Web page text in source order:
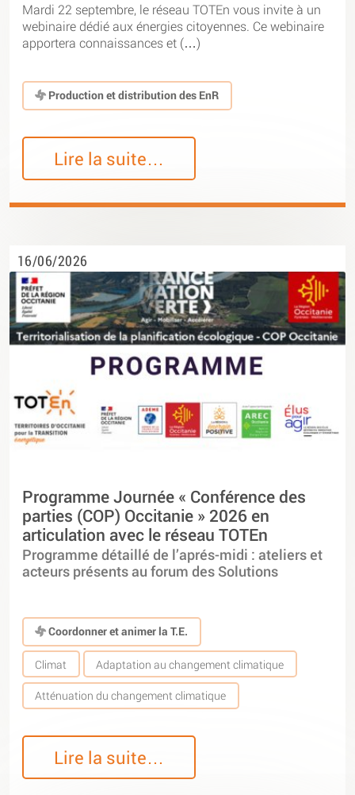
Mardi 22 septembre, le réseau TOTEn vous invite à un
webinaire dédié aux énergies citoyennes. Ce webinaire
apportera connaissances et (…)
Production et distribution des EnR
Lire la suite…
16/06/2026
Programme Journée « Conférence des
parties (COP) Occitanie » 2026 en
articulation avec le réseau TOTEn
Programme détaillé de l’aprés-midi : ateliers et
acteurs présents au forum des Solutions
Coordonner et animer la T.E.
Climat Adaptation au changement climatique
Atténuation du changement climatique
Lire la suite…